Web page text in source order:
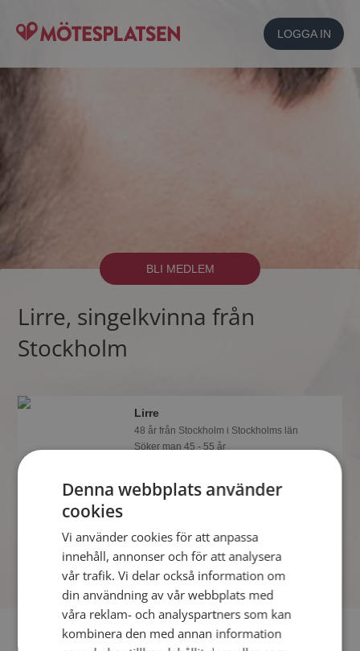
LOGGA IN
BLI MEDLEM
Lirre, singelkvinna från
Stockholm
Lirre
48 år från Stockholm i Stockholms län
Söker man 45 - 55 år
Lirre och tusentals andra singlar på
Mötesplatsen! Ta chansen att se vilka
Fler singlar
Denna webbplats använder
cookies
Vi använder cookies för att anpassa
innehåll, annonser och för att analysera
vår trafik. Vi delar också information om
din användning av vår webbplats med
våra reklam- och analyspartners som kan
kombinera den med annan information